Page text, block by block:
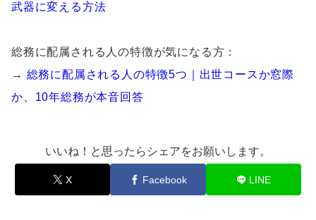
武器に変える方法
総務に配属される人の特徴が気になる方：
→ 総務に配属される人の特徴5つ｜出世コースか窓際
か、10年総務が本音回答
いいね！と思ったらシェアをお願いします。
X Facebook LINE